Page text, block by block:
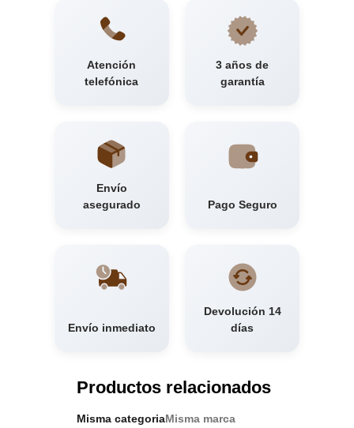
Atención
telefónica
3 años de
garantía
Envío
asegurado
Pago Seguro
Envío inmediato
Devolución 14
días
Productos relacionados
Misma categoriaMisma marca